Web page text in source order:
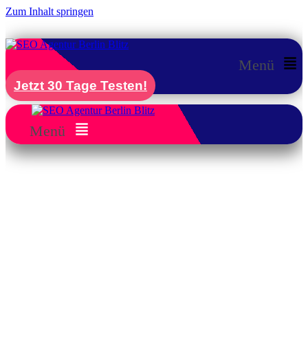
Zum Inhalt springen
Menü
Jetzt 30 Tage Testen!
Menü